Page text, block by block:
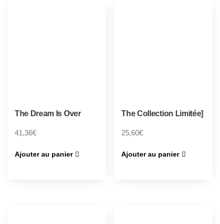
The Dream Is Over
41,36€
Ajouter au panier
The Collection Limitée]
25,60€
Ajouter au panier